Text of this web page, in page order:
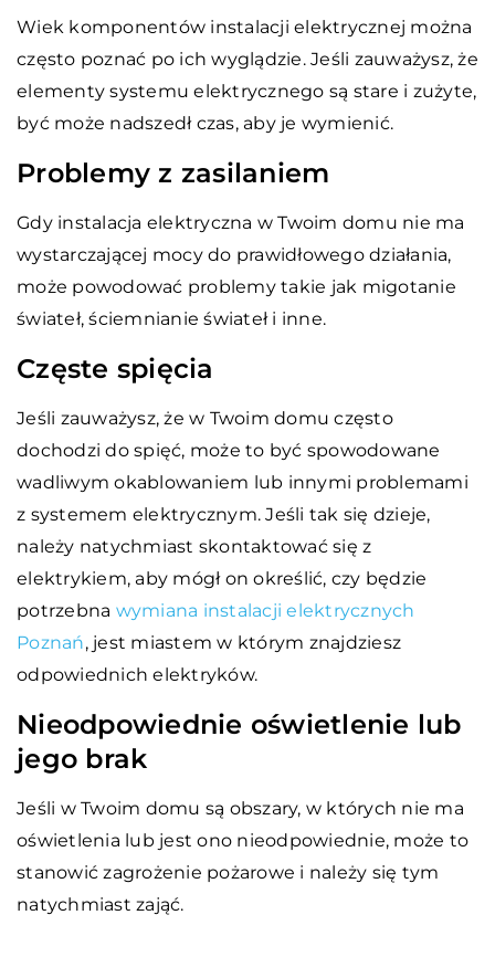
Wiek komponentów instalacji elektrycznej można
często poznać po ich wyglądzie. Jeśli zauważysz, że
elementy systemu elektrycznego są stare i zużyte,
być może nadszedł czas, aby je wymienić.
Problemy z zasilaniem
Gdy instalacja elektryczna w Twoim domu nie ma
wystarczającej mocy do prawidłowego działania,
może powodować problemy takie jak migotanie
świateł, ściemnianie świateł i inne.
Częste spięcia
Jeśli zauważysz, że w Twoim domu często
dochodzi do spięć, może to być spowodowane
wadliwym okablowaniem lub innymi problemami
z systemem elektrycznym. Jeśli tak się dzieje,
należy natychmiast skontaktować się z
elektrykiem, aby mógł on określić, czy będzie
potrzebna wymiana instalacji elektrycznych
Poznań, jest miastem w którym znajdziesz
odpowiednich elektryków.
Nieodpowiednie oświetlenie lub
jego brak
Jeśli w Twoim domu są obszary, w których nie ma
oświetlenia lub jest ono nieodpowiednie, może to
stanowić zagrożenie pożarowe i należy się tym
natychmiast zająć.